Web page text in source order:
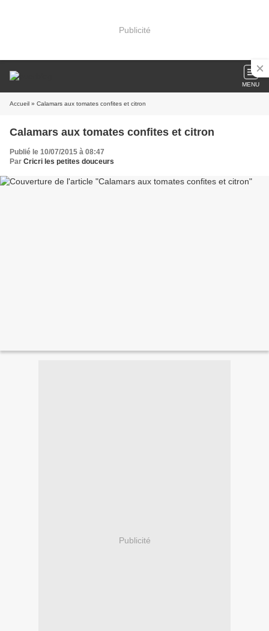
Publicité
MENU
Accueil » Calamars aux tomates confites et citron
Calamars aux tomates confites et citron
Publié le 10/07/2015 à 08:47
Par Cricri les petites douceurs
Publicité